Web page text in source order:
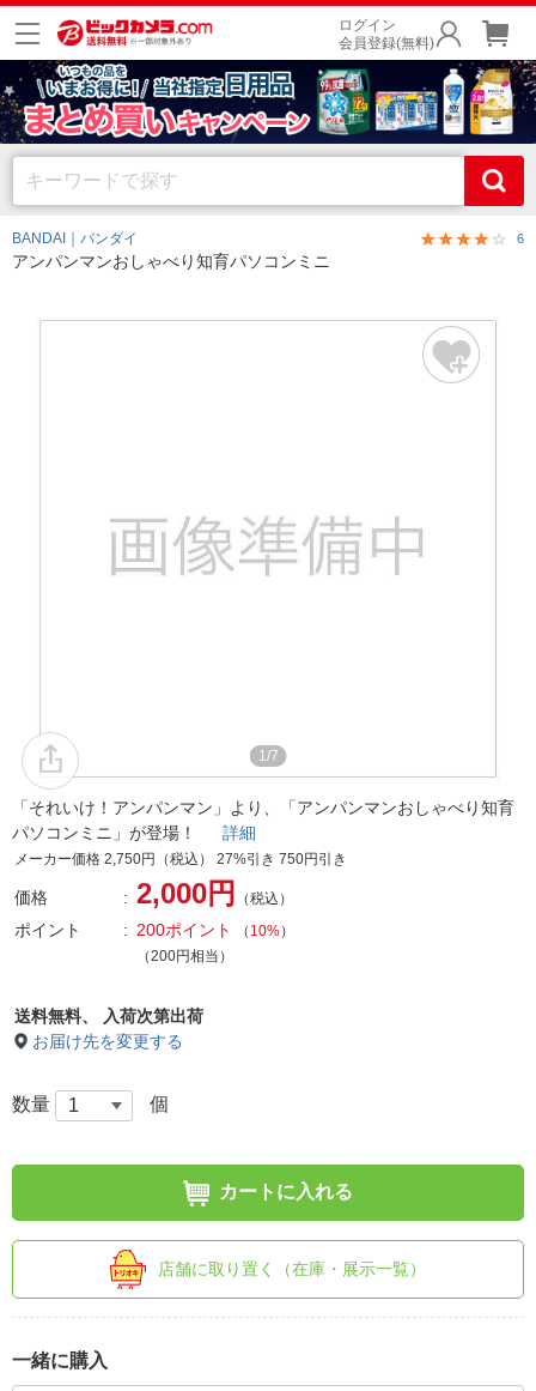
ログイン
会員登録(無料)
BANDAI｜バンダイ 6
アンパンマンおしゃべり知育パソコンミニ
1/7
「それいけ！アンパンマン」より、「アンパンマンおしゃべり知育
パソコンミニ」が登場！ 詳細
メーカー価格 2,750円（税込） 27%引き 750円引き
価格 2,000円 （税込）
ポイント 200ポイント （ 10%）
（200円相当）
送料無料、
入荷次第出荷
お届け先を変更する
数量 個
カートに入れる
店舗に取り置く（在庫・展示一覧）
一緒に購入